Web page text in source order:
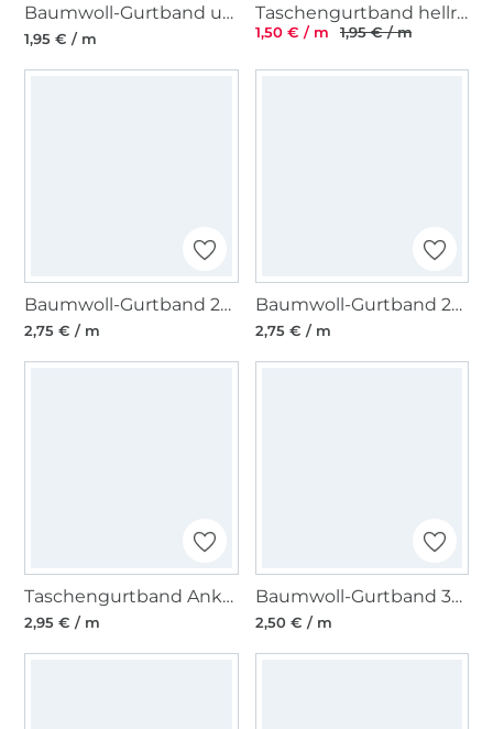
Baumwoll-Gurtband uni dunkelblau 38 mm
1,95 € / m
Taschengurtband hellrosa 25 mm
1,50 € / m 1,95 € / m
Baumwoll-Gurtband 25 mm, khaki
2,75 € / m
Baumwoll-Gurtband 25 mm, marine
2,75 € / m
Taschengurtband Anker 37 mm, dunkelblau
2,95 € / m
Baumwoll-Gurtband 30 mm, grau
2,50 € / m